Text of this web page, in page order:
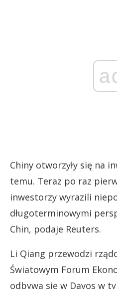
Chiny otworzyły się na
temu. Teraz po raz
inwestorzy wyrazili
długoterminowymi
Chin, podaje Reuters.
Li Qiang przewodzi
Światowym Forum
odbywa się w Davos w